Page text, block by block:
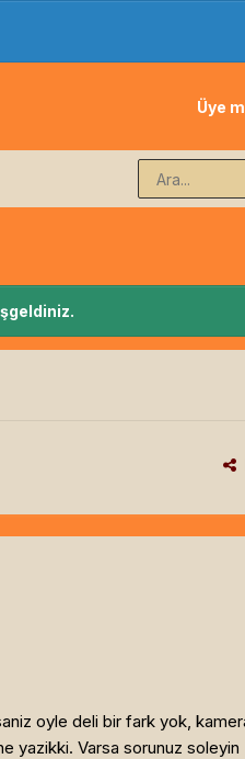
Üye
oyle deli bir fark yok,
yazikki. Varsa sorunuz soleyin